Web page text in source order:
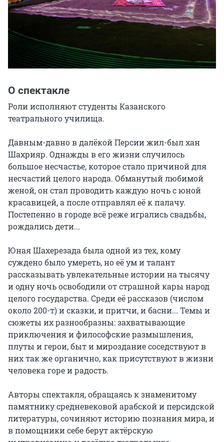
О спектакле
Роли исполняют студенты Казанского
театрального училища.
Давным-давно в далёкой Персии жил-был хан
Шахрияр. Однажды в его жизни случилось
большое несчастье, которое стало причиной для
несчастий целого народа. Обманутый любимой
женой, он стал проводить каждую ночь с юной
красавицей, а после отправлял её к палачу.
Постепенно в городе всё реже игрались свадьбы,
рождались дети...
Юная Шахерезада была одной из тех, кому
суждено было умереть, но её ум и талант
рассказывать увлекательные истории на тысячу
и одну ночь освободили от страшной кары народ
целого государства. Среди её рассказов (числом
около 200-т) и сказки, и притчи, и басни... Темы и
сюжеты их разнообразны: захватывающие
приключения и философские размышления,
плуты и герои, быт и мироздание соседствуют в
них так же органично, как присутствуют в жизни
человека горе и радость.
Авторы спектакля, обращаясь к знаменитому
памятнику средневековой арабской и персидской
литературы, сочиняют историю познания мира, и
в помощники себе берут актёрскую